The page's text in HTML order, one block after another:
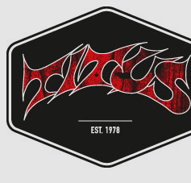
main
content